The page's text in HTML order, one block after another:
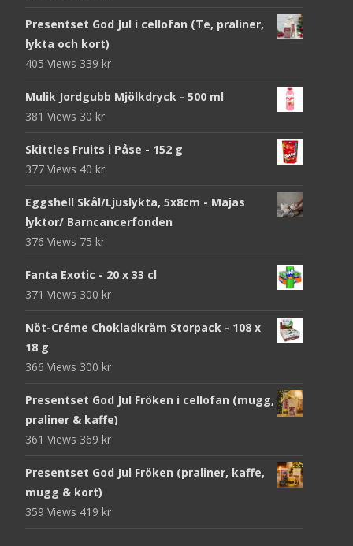
Presentset God Jul i cellofan (Te, praliner,
lykta och kort)
405 Views 339 kr
Mulik Jordgubb Mjölkdryck - 500 ml
381 Views 30 kr
Skittles Fruits i Påse - 152 g
377 Views 40 kr
Eggshell Skål/Ljuslykta, 5x8cm - Majas
lyktor/ Barncancerfonden
376 Views 75 kr
Fanta Exotic - 20 x 33 cl
371 Views 300 kr
Nöt-Créme Chokladkräm Storpack - 108 x
18 g
366 Views 300 kr
Presentset God Jul Fröken i cellofan (mugg,
praliner & kaffe)
361 Views 369 kr
Presentset God Jul Fröken (praliner, kaffe,
mugg & kort)
359 Views 419 kr